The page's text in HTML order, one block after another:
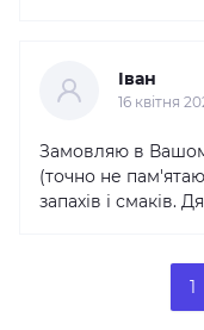
Іван
16 квітня
Замовляю в
(точно не
запахів і смаків.
1